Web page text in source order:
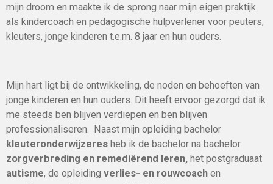
mijn droom en maakte ik de sprong naar mijn eigen praktijk
als kindercoach en pedagogische hulpverlener voor peuters,
kleuters, jonge kinderen t.e.m. 8 jaar en hun ouders.
Mijn hart ligt bij de ontwikkeling, de noden en behoeften van
jonge kinderen en hun ouders. Dit heeft ervoor gezorgd dat ik
me steeds ben blijven verdiepen en ben blijven
professionaliseren. Naast mijn opleiding bachelor
kleuteronderwijzeres heb ik de bachelor na bachelor
zorgverbreding en remediërend leren, het postgraduaat
autisme, de opleiding verlies- en rouwcoach en